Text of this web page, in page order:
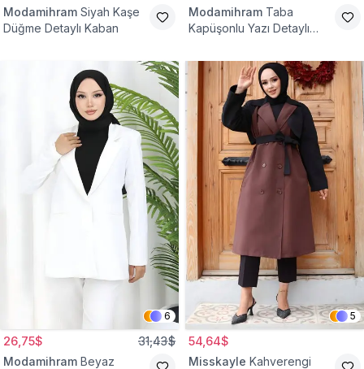
Modamihram Siyah Kaşe
Düğme Detaylı Kaban
Modamihram Taba
Kapüşonlu Yazı Detaylı
6
26,75$ 31,43$
Modamihram Beyaz
5
54,64$
Misskayle Kahverengi